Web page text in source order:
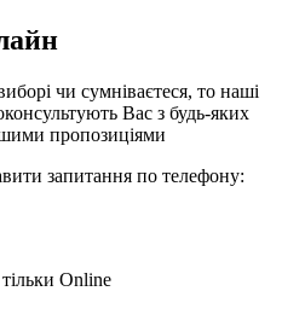
чи сумніваєтеся, то наші
Вас з будь-яких
пропозиціями
запитання по телефону:
Online